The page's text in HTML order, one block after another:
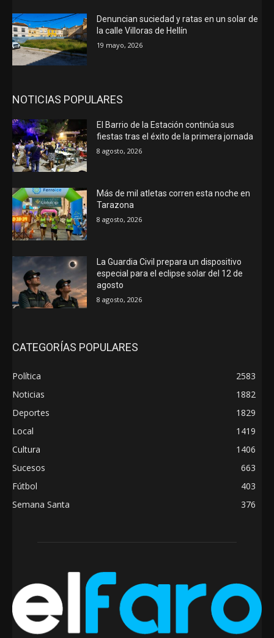
Denuncian suciedad y ratas en un solar de
la calle Villoras de Hellín
19 mayo, 2026
NOTICIAS POPULARES
El Barrio de la Estación continúa sus
fiestas tras el éxito de la primera jornada
8 agosto, 2026
Más de mil atletas corren esta noche en
Tarazona
8 agosto, 2026
La Guardia Civil prepara un dispositivo
especial para el eclipse solar del 12 de
agosto
8 agosto, 2026
CATEGORÍAS POPULARES
Política
2583
Noticias
1882
Deportes
1829
Local
1419
Cultura
1406
Sucesos
663
Fútbol
403
Semana Santa
376